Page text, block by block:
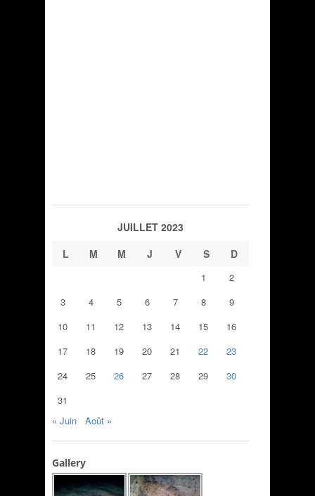
JUILLET 2023
L
M M J V S D
1
2
3
4 5 6 7 8
9
10
11 12 13 14 15
16
17
18 19 20 21 22
23
24
25 26 27 28 29
30
31
« Juin
Août »
Gallery